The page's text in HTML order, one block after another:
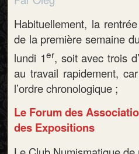
Habituellement, la
de la première semaine
lundi 1er, soit avec trois
au travail rapidement,
l’ordre chronologique ;
Le Forum des
des Expositions